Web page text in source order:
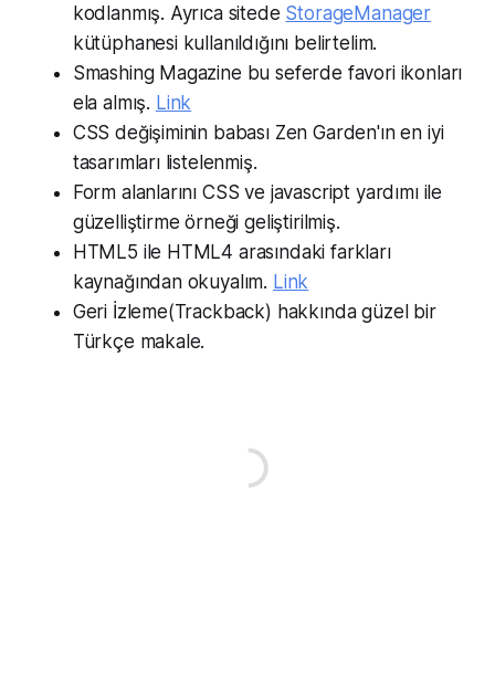
kodlanmış. Ayrıca sitede StorageManager
kütüphanesi kullanıldığını belirtelim.
Smashing Magazine bu seferde favori ikonları
ela almış. Link
CSS değişiminin babası Zen Garden'ın en iyi
tasarımları listelenmiş.
Form alanlarını CSS ve javascript yardımı ile
güzelliştirme örneği geliştirilmiş.
HTML5 ile HTML4 arasındaki farkları
kaynağından okuyalım. Link
Geri İzleme(Trackback) hakkında güzel bir
Türkçe makale.